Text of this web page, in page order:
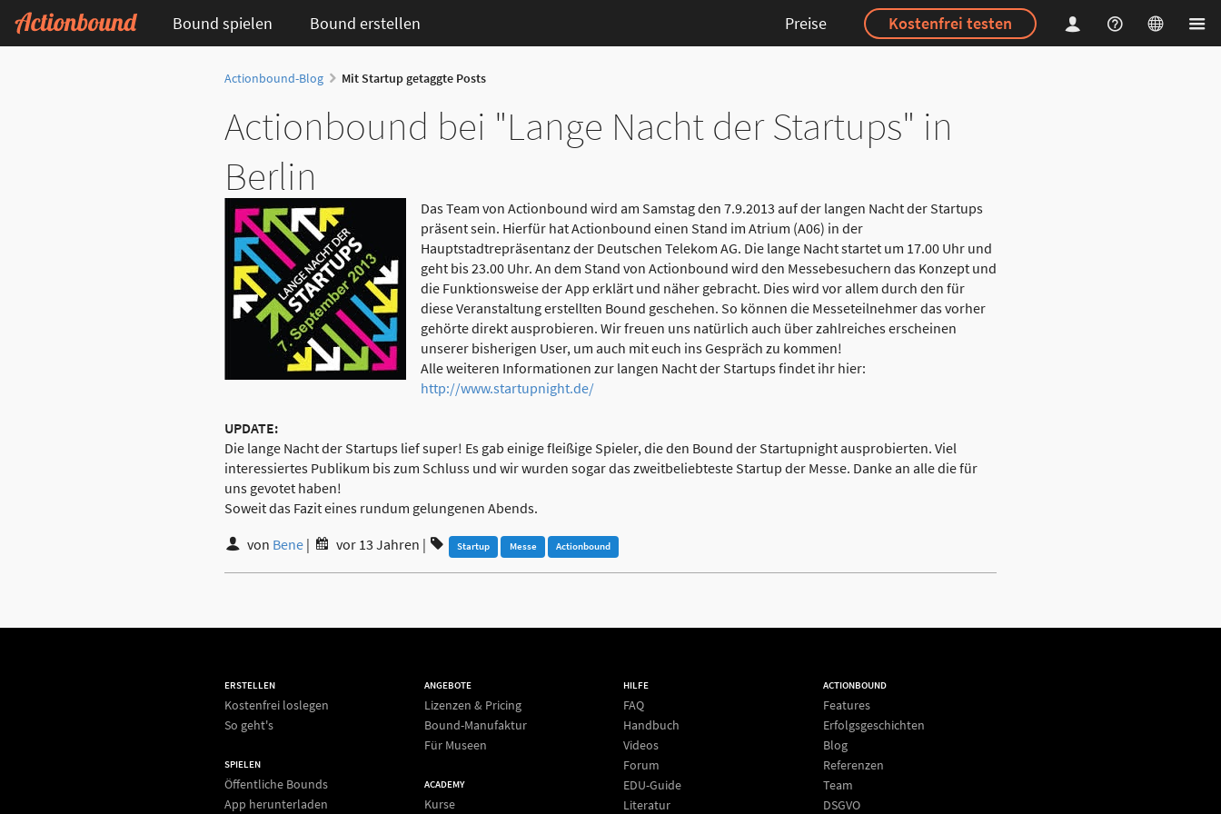
Bound spielen Bound erstellen Preise Kostenfrei testen
Actionbound-Blog Mit Startup getaggte Posts
Actionbound bei "Lange Nacht der Startups" in
Berlin
Das Team von Actionbound wird am Samstag den 7.9.2013 auf der langen Nacht der Startups
präsent sein. Hierfür hat Actionbound einen Stand im Atrium (A06) in der
Hauptstadtrepräsentanz der Deutschen Telekom AG. Die lange Nacht startet um 17.00 Uhr und
geht bis 23.00 Uhr. An dem Stand von Actionbound wird den Messebesuchern das Konzept und
die Funktionsweise der App erklärt und näher gebracht. Dies wird vor allem durch den für
diese Veranstaltung erstellten Bound geschehen. So können die Messeteilnehmer das vorher
gehörte direkt ausprobieren. Wir freuen uns natürlich auch über zahlreiches erscheinen
unserer bisherigen User, um auch mit euch ins Gespräch zu kommen!
Alle weiteren Informationen zur langen Nacht der Startups findet ihr hier:
http://www.startupnight.de/
UPDATE:
Die lange Nacht der Startups lief super! Es gab einige fleißige Spieler, die den Bound der Startupnight ausprobierten. Viel
interessiertes Publikum bis zum Schluss und wir wurden sogar das zweitbeliebteste Startup der Messe. Danke an alle die für
uns gevotet haben!
Soweit das Fazit eines rundum gelungenen Abends.
von Bene | vor 13 Jahren | Startup Messe Actionbound
ERSTELLEN
Kostenfrei loslegen
So geht's
SPIELEN
Öffentliche Bounds
App herunterladen
ANGEBOTE
Lizenzen & Pricing
Bound-Manufaktur
Für Museen
ACADEMY
Kurse
HILFE
FAQ
Handbuch
Videos
Forum
EDU-Guide
Literatur
ACTIONBOUND
Features
Erfolgsgeschichten
Blog
Referenzen
Team
DSGVO